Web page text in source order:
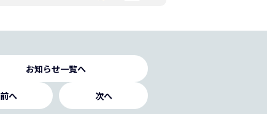
お知らせ一覧へ
前へ 次へ